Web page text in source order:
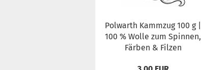
Polwarth Kammzug 100 g |
100 % Wolle zum Spinnen,
Färben & Filzen